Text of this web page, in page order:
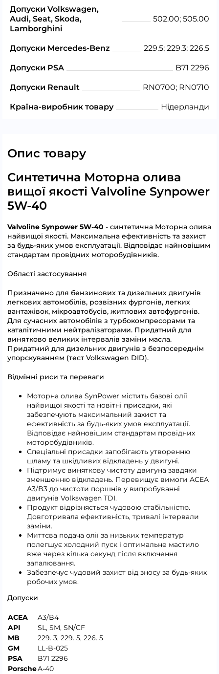
Допуски Volkswagen,
Audi, Seat, Skoda,
Lamborghini
502.00; 505.00
Допуски Mercedes-Benz 229.5; 229.3; 226.5
Допуски PSA B71 2296
Допуски Renault RN0700; RN0710
Країна-виробник товару Нідерланди
Опис товару
Синтетична Моторна олива
вищої якості Valvoline Synpower
5W-40
Valvoline Synpower 5W-40 - синтетична Моторна олива
найвищої якості. Максимальна ефективність та захист
за будь-яких умов експлуатації. Відповідає найновішим
стандартам провідних моторобудівників.
Області застосування
Призначено для бензинових та дизельних двигунів
легкових автомобілів, розвізних фургонів, легких
вантажівок, мікроавтобусів, житлових автофургонів.
Для сучасних автомобілів з турбокомпресорами та
каталітичними нейтралізаторами. Придатний для
винятково великих інтервалів заміни масла.
Придатний для дизельних двигунів з безпосереднім
упорскуванням (тест Volkswagen DID).
Відмінні риси та переваги
Моторна олива SynPower містить базові олії
найвищої якості та новітні присадки, які
забезпечують максимальний захист та
ефективність за будь-яких умов експлуатації.
Відповідає найновішим стандартам провідних
моторобудівників.
Спеціальні присадки запобігають утворенню
шламу та шкідливих відкладень у двигуні.
Підтримує виняткову чистоту двигуна завдяки
зменшенню відкладень. Перевищує вимоги ACEA
A3/B3 до чистоти поршнів у випробуванні
двигунів Volkswagen TDI.
Продукт відрізняється чудовою стабільністю.
Довготривала ефективність, тривалі інтервали
заміни.
Миттєва подача олії за низьких температур
полегшує холодний пуск і оптимальне мастило
вже через кілька секунд після включення
запалювання.
Забезпечує чудовий захист від зносу за будь-яких
робочих умов.
Допуски
ACEA
A3/B4
API
SL, SM, SN/CF
MB
229. 3, 229. 5, 226. 5
GM
LL-B-025
PSA
B71 2296
PorscheA-40